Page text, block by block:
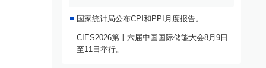
国家统计局公布CPI和PPI月度报告。
CIES2026第十六届中国国际储能大会8月9日
至11日举行。